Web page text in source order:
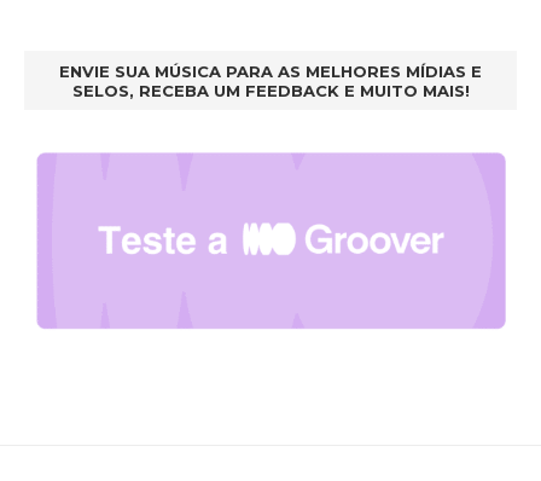
ENVIE SUA MÚSICA PARA AS MELHORES MÍDIAS E
SELOS, RECEBA UM FEEDBACK E MUITO MAIS!